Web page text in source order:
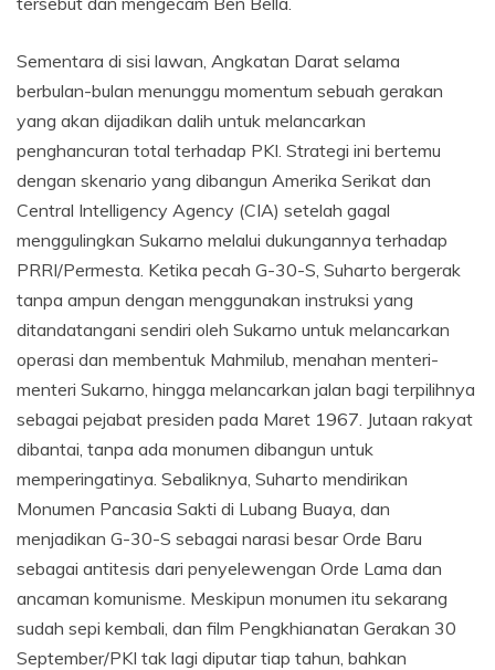
Sementara di sisi lawan, Angkatan Darat selama
berbulan-bulan menunggu momentum sebuah gerakan
yang akan dijadikan dalih untuk melancarkan
penghancuran total terhadap PKI. Strategi ini bertemu
dengan skenario yang dibangun Amerika Serikat dan
Central Intelligency Agency (CIA) setelah gagal
menggulingkan Sukarno melalui dukungannya terhadap
PRRI/Permesta. Ketika pecah G-30-S, Suharto bergerak
tanpa ampun dengan menggunakan instruksi yang
ditandatangani sendiri oleh Sukarno untuk melancarkan
operasi dan membentuk Mahmilub, menahan menteri-
menteri Sukarno, hingga melancarkan jalan bagi terpilihnya
sebagai pejabat presiden pada Maret 1967. Jutaan rakyat
dibantai, tanpa ada monumen dibangun untuk
memperingatinya. Sebaliknya, Suharto mendirikan
Monumen Pancasia Sakti di Lubang Buaya, dan
menjadikan G-30-S sebagai narasi besar Orde Baru
sebagai antitesis dari penyelewengan Orde Lama dan
ancaman komunisme. Meskipun monumen itu sekarang
sudah sepi kembali, dan film Pengkhianatan Gerakan 30
September/PKI tak lagi diputar tiap tahun, bahkan